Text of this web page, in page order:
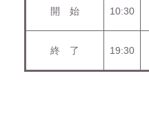
開 始 10:30
終 了 19:30